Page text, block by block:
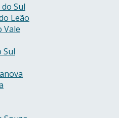
Sul
Leão
Vale
Sul